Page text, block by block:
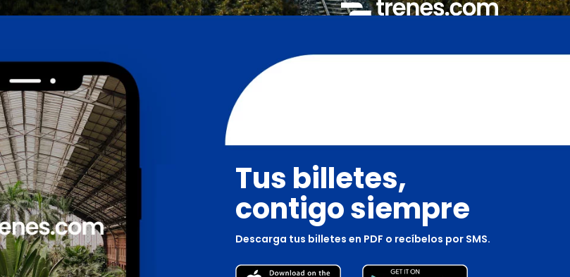
Tus billetes,
contigo siempre
Descarga tus billetes en PDF o recíbelos por SMS.